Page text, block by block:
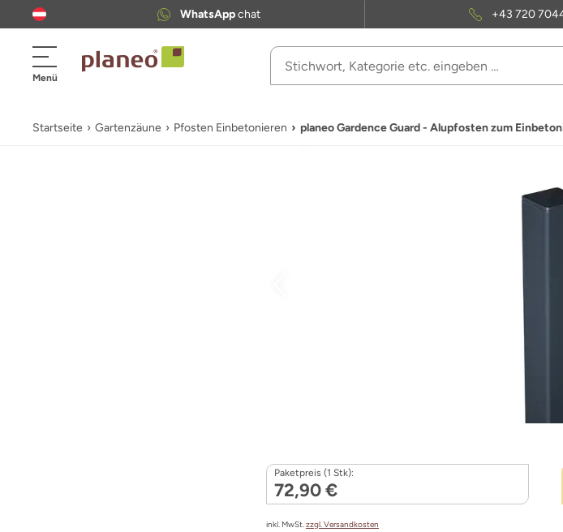
WhatsAppchat +43 720
Menü
Startseite Gartenzäune Pfosten Einbetonieren planeo Gardence Guard - Alupfosten zum
Paketpreis (1 Stk):
72,90 €
inkl. MwSt.zzgl. Versandkosten